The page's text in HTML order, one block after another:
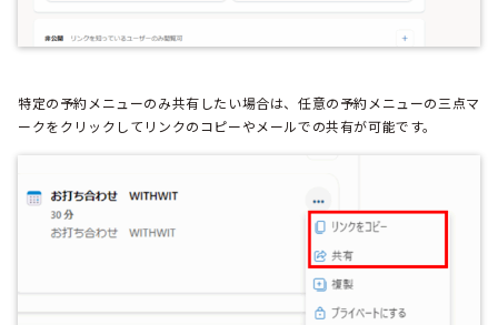
特定の予約メニューのみ共有したい場合は、任意の予約メニューの三点マ
ークをクリックしてリンクのコピーやメールでの共有が可能です。